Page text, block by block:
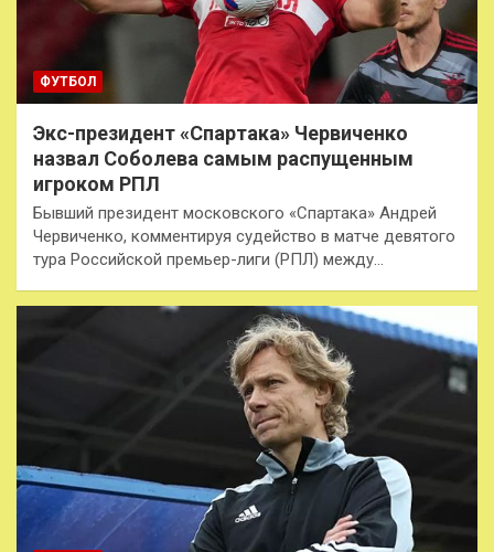
ФУТБОЛ
Экс-президент «Спартака» Червиченко
назвал Соболева самым распущенным
игроком РПЛ
Бывший президент московского «Спартака» Андрей
Червиченко, комментируя судейство в матче девятого
тура Российской премьер-лиги (РПЛ) между…